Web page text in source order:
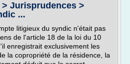
Jurisprudences >
...
litigieux du syndic n'était pas
de l'article 18 de la loi du 10
enregistrait exclusivement les
la copropriété de la résidence, la